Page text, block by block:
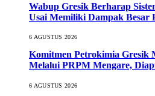
Wabup Gresik Berharap
Usai Memiliki Dampak Besar
6 AGUSTUS 2026
Komitmen Petrokimia Gresik
Melalui PRPM Mengare,
6 AGUSTUS 2026